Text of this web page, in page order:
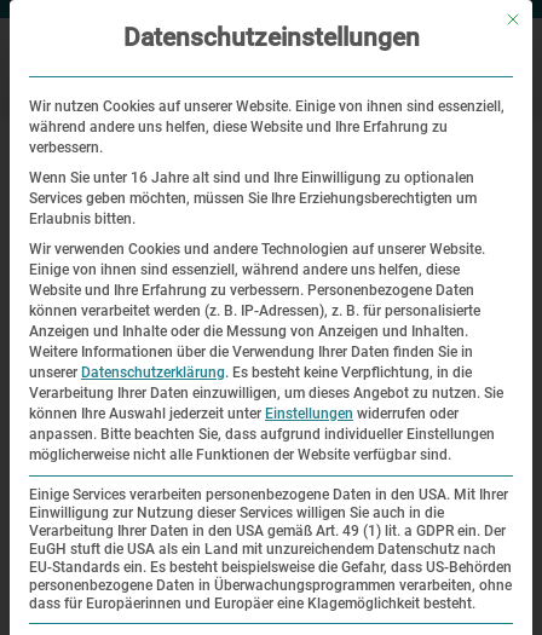
Startseite |
Videobotschaften zum
Befreiungstag 2015
Videobotschaften zum
Befreiungstag 2015
Am 29. April 1945 befreiten Soldaten der US-Armee die
Häftlinge des
Konzentrationslagers Dachau. Damit begann für viele
Häftlinge ein neues Leben.
Diesen Jahrestag nahm die KZ-Gedenkstätte Dachau zum
Anlass, Überlebende
zu bitten, ihre Erinnerungen an den Tag der Befreiung in
Mit
Datenschutzeinstellungen
Wir nutzen Cookies auf unserer Website. Einige von ihnen sind essenziell,
während andere uns helfen, diese Website und Ihre Erfahrung zu
verbessern.
Wenn Sie unter 16 Jahre alt sind und Ihre Einwilligung zu optionalen
Services geben möchten, müssen Sie Ihre Erziehungsberechtigten um
Erlaubnis bitten.
Wir verwenden Cookies und andere Technologien auf unserer Website.
Einige von ihnen sind essenziell, während andere uns helfen, diese
Website und Ihre Erfahrung zu verbessern. Personenbezogene Daten
können verarbeitet werden (z. B. IP-Adressen), z. B. für personalisierte
Anzeigen und Inhalte oder die Messung von Anzeigen und Inhalten.
Weitere Informationen über die Verwendung Ihrer Daten finden Sie in
unserer Datenschutzerklärung. Es besteht keine Verpflichtung, in die
Verarbeitung Ihrer Daten einzuwilligen, um dieses Angebot zu nutzen. Sie
können Ihre Auswahl jederzeit unter Einstellungen widerrufen oder
anpassen. Bitte beachten Sie, dass aufgrund individueller Einstellungen
möglicherweise nicht alle Funktionen der Website verfügbar sind.
Einige Services verarbeiten personenbezogene Daten in den USA. Mit Ihrer
Einwilligung zur Nutzung dieser Services willigen Sie auch in die
Verarbeitung Ihrer Daten in den USA gemäß Art. 49 (1) lit. a GDPR ein. Der
EuGH stuft die USA als ein Land mit unzureichendem Datenschutz nach
EU-Standards ein. Es besteht beispielsweise die Gefahr, dass US-Behörden
personenbezogene Daten in Überwachungsprogrammen verarbeiten, ohne
dass für Europäerinnen und Europäer eine Klagemöglichkeit besteht.